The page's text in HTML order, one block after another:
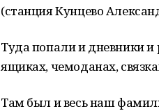
(станция Кунцево
Туда попали и дневники и
ящиках, чемоданах,
Там был и весь наш